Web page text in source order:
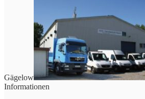
Gägelow
Informationen